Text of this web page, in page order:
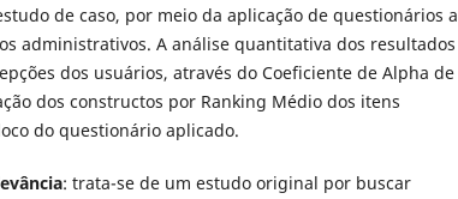
de caso, por meio da aplicação de questionários a
administrativos. A análise quantitativa dos resultados
dos usuários, através do Coeficiente de Alpha de
dos constructos por Ranking Médio dos itens
do questionário aplicado.
: trata-se de um estudo original por buscar